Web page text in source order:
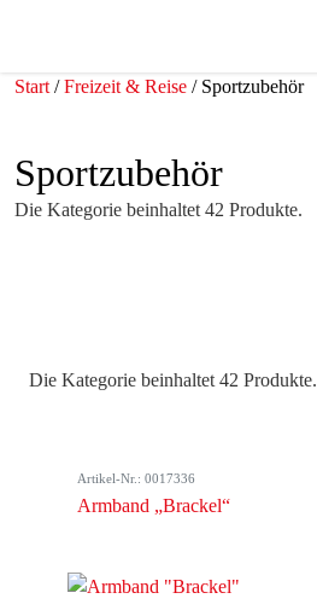
Start /Freizeit & Reise / Sportzubehör
Sportzubehör
Die Kategorie beinhaltet 42 Produkte.
Farbe
Die Kategorie beinhaltet 42 Produkte.
Artikel-Nr.: 0017336
Armband „Brackel“